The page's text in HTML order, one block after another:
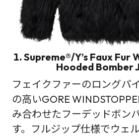
1. Supreme®/Y’s Faux Fur
Hooded Bomber
フェイクファーのロングパ
の高いGORE
み合わせたフーデッドボン
す。フルジップ仕様でウェ